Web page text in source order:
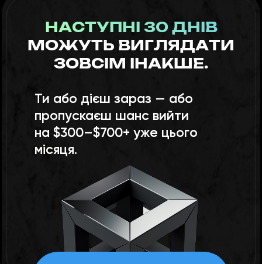
НАСТУПНІ 30 ДНІВ
МОЖУТЬ ВИГЛЯДАТИ
ЗОВСІМ ІНАКШЕ.
Ти або дієш зараз — або
пропускаєш шанс вийти
на $300–$700+ уже цього
місяця.